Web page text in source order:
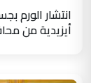
انتشار الورم
أيزيدية من